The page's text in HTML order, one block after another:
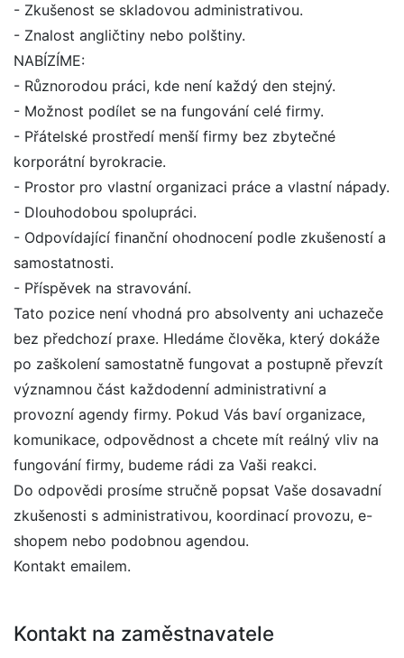
- Zkušenost se skladovou administrativou.
- Znalost angličtiny nebo polštiny.
NABÍZÍME:
- Různorodou práci, kde není každý den stejný.
- Možnost podílet se na fungování celé firmy.
- Přátelské prostředí menší firmy bez zbytečné
korporátní byrokracie.
- Prostor pro vlastní organizaci práce a vlastní nápady.
- Dlouhodobou spolupráci.
- Odpovídající finanční ohodnocení podle zkušeností a
samostatnosti.
- Příspěvek na stravování.
Tato pozice není vhodná pro absolventy ani uchazeče
bez předchozí praxe. Hledáme člověka, který dokáže
po zaškolení samostatně fungovat a postupně převzít
významnou část každodenní administrativní a
provozní agendy firmy. Pokud Vás baví organizace,
komunikace, odpovědnost a chcete mít reálný vliv na
fungování firmy, budeme rádi za Vaši reakci.
Do odpovědi prosíme stručně popsat Vaše dosavadní
zkušenosti s administrativou, koordinací provozu, e-
shopem nebo podobnou agendou.
Kontakt emailem.
Kontakt na zaměstnavatele